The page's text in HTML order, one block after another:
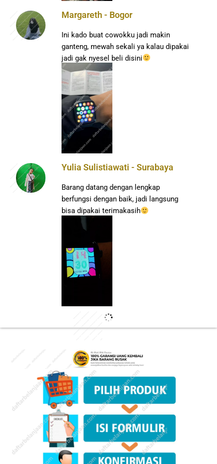
Margareth - Bogor
Ini kado buat cowokku jadi makin
ganteng, mewah sekali ya kalau dipakai
jadi gak nyesel beli disini
Yulia Sulistiawati - Surabaya
Barang datang dengan lengkap
berfungsi dengan baik, jadi langsung
bisa dipakai terimakasih